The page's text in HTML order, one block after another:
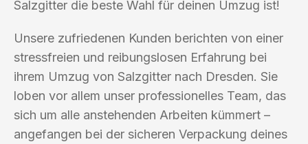
Salzgitter die beste Wahl für deinen Umzug ist!
Unsere zufriedenen Kunden berichten von einer
stressfreien und reibungslosen Erfahrung bei
ihrem Umzug von Salzgitter nach Dresden. Sie
loben vor allem unser professionelles Team, das
sich um alle anstehenden Arbeiten kümmert –
angefangen bei der sicheren Verpackung deines